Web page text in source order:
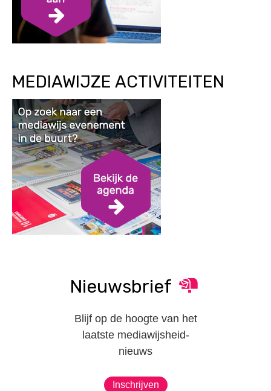
MEDIAWIJZE ACTIVITEITEN
Nieuwsbrief
Blijf op de hoogte van het
laatste mediawijsheid-
nieuws
Inschrijven